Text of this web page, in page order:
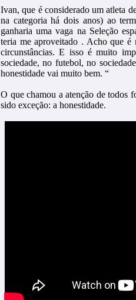
Ivan, que é considerado um atleta
na categoria há dois anos) ao
ganharia uma vaga na Seleção
teria me aproveitado . Acho que é
circunstâncias. E isso é muito
sociedade, no futebol, no
honestidade vai muito bem. “
O que chamou a atenção de todos
sido exceção: a honestidade.